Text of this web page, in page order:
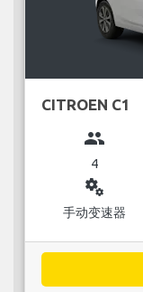
CITROEN C1
group
4
miscellaneous_services
手动变速器